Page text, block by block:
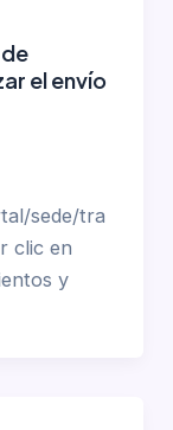
el envío
sede/tra
clic en
y